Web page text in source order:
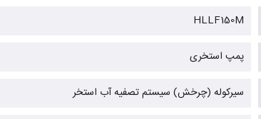
HLLF150M
پمپ استخری
سیرکوله (چرخش) سیستم تصفیه آب استخر